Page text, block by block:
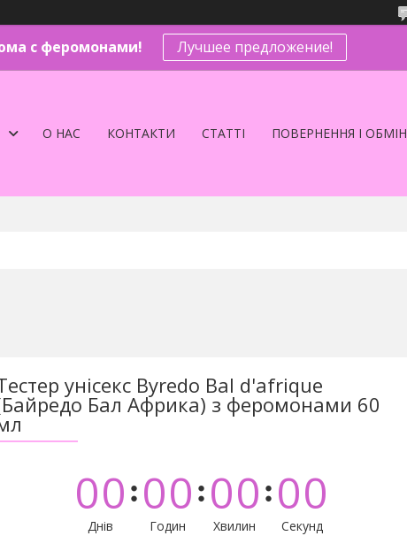
с феромонами! Лучшее предложение!
О НАС КОНТАКТИ СТАТТІ ПОВЕРНЕННЯ І ОБМІН
унісекс Byredo Bal d'afrique
Бал Африка) з феромонами 60
00
Днів
00
Годин
00
Хвилин
00
Секунд